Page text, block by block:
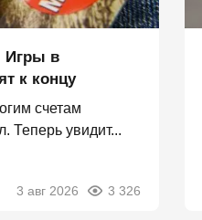
Игры в
к концу
счетам
Теперь увидит...
3 авг 2026 3 326